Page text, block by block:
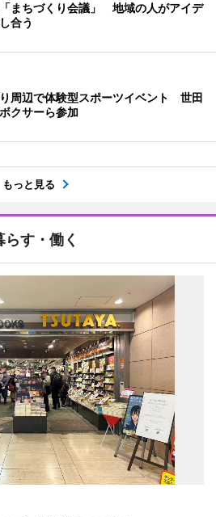
まちづくり会議」 地域の人がアイデ
合う
周辺で体験型スポーツイベント 世田
クサーら参加
もっと見る
らす・働く